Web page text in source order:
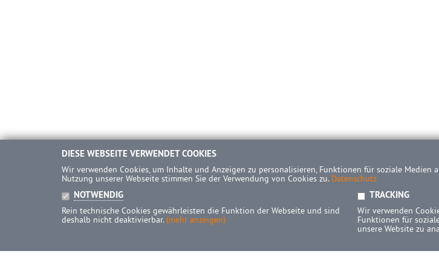
DIESE WEBSEITE VERWENDET COOKIES
Wir verwenden Cookies, um Inhalte und Anzeigen zu personalisieren, Funktionen für soziale
Nutzung unserer Webseite stimmen Sie der Verwendung von Cookies zu. Datenschutz
NOTWENDIG
Rein technische Cookies gewährleisten die Funktion der Webseite und sind
deshalb nicht deaktivierbar. (mehr anzeigen)
TRACKING
Wir verwenden
Funktionen für
unsere Website zu